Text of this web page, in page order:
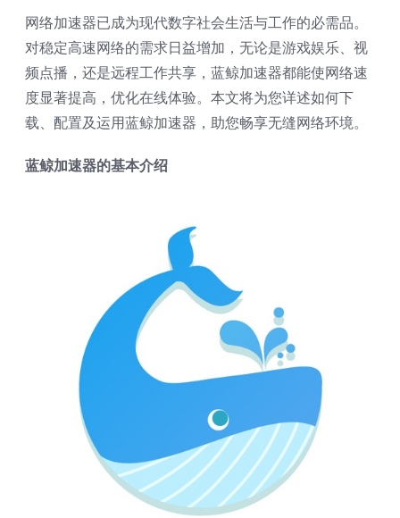
网络加速器已成为现代数字社会生活与工作的必需品。
对稳定高速网络的需求日益增加，无论是游戏娱乐、视
频点播，还是远程工作共享，蓝鲸加速器都能使网络速
度显著提高，优化在线体验。本文将为您详述如何下
载、配置及运用蓝鲸加速器，助您畅享无缝网络环境。
蓝鲸加速器的基本介绍